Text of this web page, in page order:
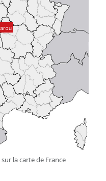
sur la carte de France